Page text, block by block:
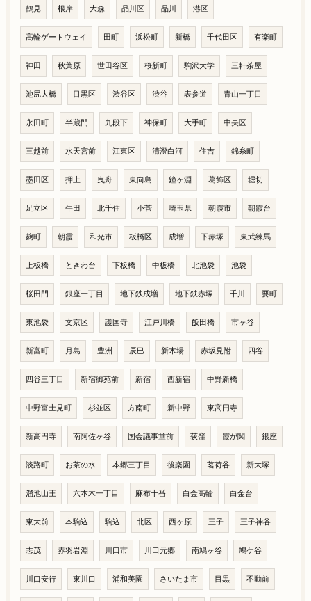
鶴見 根岸 大森 品川区 品川 港区
高輪ゲートウェイ 田町 浜松町 新橋 千代田区 有楽町
神田 秋葉原 世田谷区 桜新町 駒沢大学 三軒茶屋
池尻大橋 目黒区 渋谷区 渋谷 表参道 青山一丁目
永田町 半蔵門 九段下 神保町 大手町 中央区
三越前 水天宮前 江東区 清澄白河 住吉 錦糸町
墨田区 押上 曳舟 東向島 鐘ヶ淵 葛飾区 堀切
足立区 牛田 北千住 小菅 埼玉県 朝霞市 朝霞台
麹町 朝霞 和光市 板橋区 成増 下赤塚 東武練馬
上板橋 ときわ台 下板橋 中板橋 北池袋 池袋
桜田門 銀座一丁目 地下鉄成増 地下鉄赤塚 千川 要町
東池袋 文京区 護国寺 江戸川橋 飯田橋 市ヶ谷
新富町 月島 豊洲 辰巳 新木場 赤坂見附 四谷
四谷三丁目 新宿御苑前 新宿 西新宿 中野新橋
中野富士見町 杉並区 方南町 新中野 東高円寺
新高円寺 南阿佐ヶ谷 国会議事堂前 荻窪 霞が関 銀座
淡路町 お茶の水 本郷三丁目 後楽園 茗荷谷 新大塚
溜池山王 六本木一丁目 麻布十番 白金高輪 白金台
東大前 本駒込 駒込 北区 西ヶ原 王子 王子神谷
志茂 赤羽岩淵 川口市 川口元郷 南鳩ヶ谷 鳩ケ谷
川口安行 東川口 浦和美園 さいたま市 目黒 不動前